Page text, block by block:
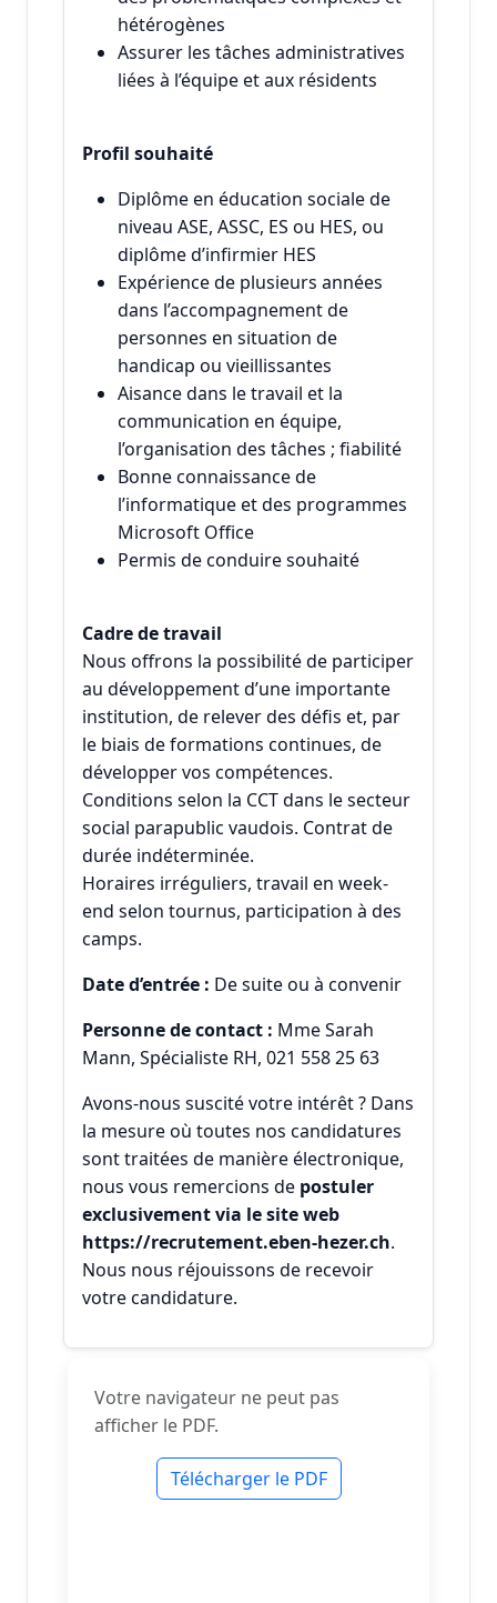
hétérogènes
Assurer les tâches administratives
liées à l’équipe et aux résidents
Profil souhaité
Diplôme en éducation sociale de
niveau ASE, ASSC, ES ou HES, ou
diplôme d’infirmier HES
Expérience de plusieurs années
dans l’accompagnement de
personnes en situation de
handicap ou vieillissantes
Aisance dans le travail et la
communication en équipe,
l’organisation des tâches ; fiabilité
Bonne connaissance de
l’informatique et des programmes
Microsoft Office
Permis de conduire souhaité
Cadre de travail
Nous offrons la possibilité de participer
au développement d’une importante
institution, de relever des défis et, par
le biais de formations continues, de
développer vos compétences.
Conditions selon la CCT dans le secteur
social parapublic vaudois. Contrat de
durée indéterminée.
Horaires irréguliers, travail en week-
end selon tournus, participation à des
camps.
Date d’entrée : De suite ou à convenir
Personne de contact : Mme Sarah
Mann, Spécialiste RH, 021 558 25 63
Avons-nous suscité votre intérêt ? Dans
la mesure où toutes nos candidatures
sont traitées de manière électronique,
nous vous remercions de postuler
exclusivement via le site web
https://recrutement.eben-hezer.ch.
Nous nous réjouissons de recevoir
votre candidature.
Votre navigateur ne peut pas
afficher le PDF.
Télécharger le PDF